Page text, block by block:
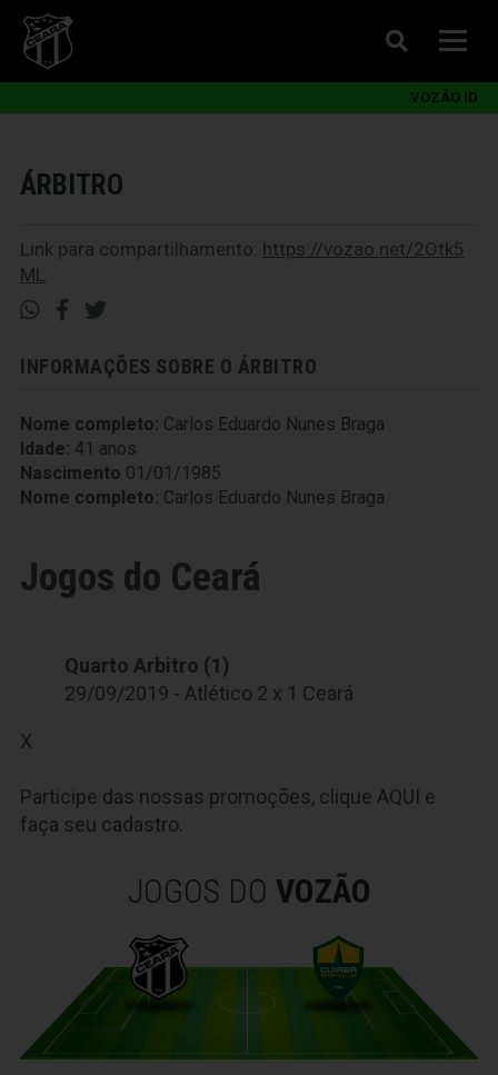
VOZÃO ID
ÁRBITRO
Link para compartilhamento: https://vozao.net/2Otk5
ML
INFORMAÇÕES SOBRE O ÁRBITRO
Nome completo: Carlos Eduardo Nunes Braga
Idade: 41 anos
Nascimento 01/01/1985
Nome completo: Carlos Eduardo Nunes Braga
Jogos do Ceará
Quarto Arbitro (1)
29/09/2019 - Atlético 2 x 1 Ceará
X
Participe das nossas promoções, clique AQUI e
faça seu cadastro.
JOGOS DO VOZÃO